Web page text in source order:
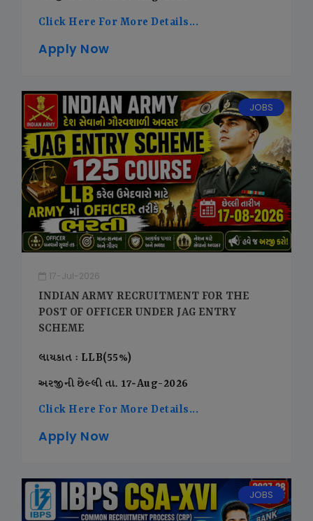
Click Here For More Details...
Apply Now
JOBS
17-Jul-2026
INDIAN ARMY RECRUITMENT FOR THE
POST OF OFFICER UNDER JAG ENTRY
SCHEME
લાયકાત : LLB(55%)
અરજીની છેલ્લી તા. 17-Aug-2026
Click Here For More Details...
Apply Now
JOBS